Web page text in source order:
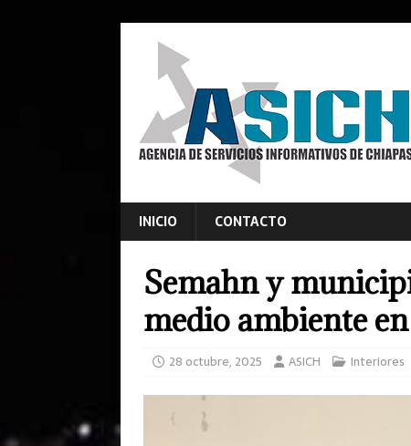
INICIO CONTACTO
Semahn y
medio ambiente
28 octubre, 2025 ASICH Interiores